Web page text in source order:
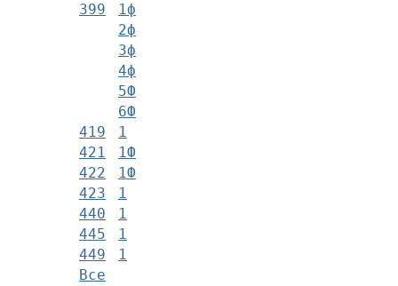
399
1ф
2ф
3ф
4ф
5Ф
6Ф
419
1
421
1Ф
422
1Ф
423
1
440
1
445
1
449
1
Все